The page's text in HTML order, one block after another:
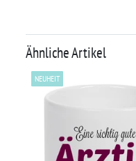
Ähnliche Artikel
NEUHEIT